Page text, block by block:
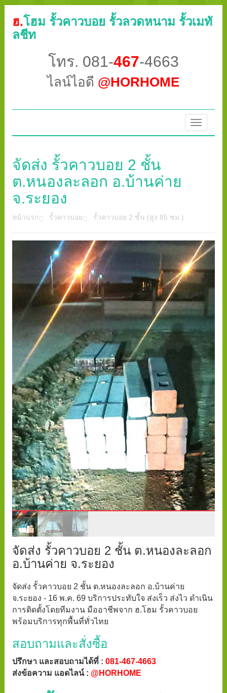
ฮ.โฮม รั้วคาวบอย รั้วลวดหนาม รั้วเมทั
ลชีท
โทร. 081-467-4663
ไลน์ไอดี @HORHOME
Toggle
จัดส่ง รั้วคาวบอย 2 ชั้น
ต.หนองละลอก อ.บ้านค่าย
จ.ระยอง
หน้าแรก รั้วคาวบอย รั้วคาวบอย 2 ชั้น (สูง 85 ซม.)
จัดส่ง รั้วคาวบอย 2 ชั้น ต.หนองละลอก
อ.บ้านค่าย จ.ระยอง
จัดส่ง รั้วคาวบอย 2 ชั้น ต.หนองละลอก อ.บ้านค่าย
จ.ระยอง - 16 พ.ค. 69 บริการประทับใจ ส่งเร็ว ส่งไว ดำเนิน
การติดตั้งโดยทีมงาน มืออาชีพจาก ฮ.โฮม รั้วคาวบอย
พร้อมบริการทุกพื้นที่ทั่วไทย
สอบถามและสั่งซื้อ
ปรึกษา และสอบถามได้ที่ : 081-467-4663
ส่งข้อความ แอดไลน์ : @HORHOME